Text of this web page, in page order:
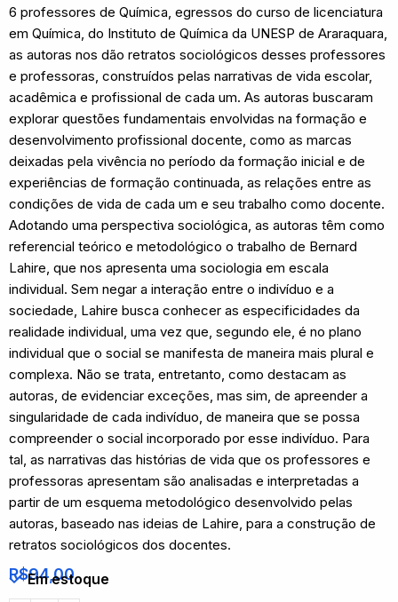
6 professores de Química, egressos do curso de licenciatura
em Química, do Instituto de Química da UNESP de Araraquara,
as autoras nos dão retratos sociológicos desses professores
e professoras, construídos pelas narrativas de vida escolar,
acadêmica e profissional de cada um. As autoras buscaram
explorar questões fundamentais envolvidas na formação e
desenvolvimento profissional docente, como as marcas
deixadas pela vivência no período da formação inicial e de
experiências de formação continuada, as relações entre as
condições de vida de cada um e seu trabalho como docente.
Adotando uma perspectiva sociológica, as autoras têm como
referencial teórico e metodológico o trabalho de Bernard
Lahire, que nos apresenta uma sociologia em escala
individual. Sem negar a interação entre o indivíduo e a
sociedade, Lahire busca conhecer as especificidades da
realidade individual, uma vez que, segundo ele, é no plano
individual que o social se manifesta de maneira mais plural e
complexa. Não se trata, entretanto, como destacam as
autoras, de evidenciar exceções, mas sim, de apreender a
singularidade de cada indivíduo, de maneira que se possa
compreender o social incorporado por esse indivíduo. Para
tal, as narrativas das histórias de vida que os professores e
professoras apresentam são analisadas e interpretadas a
partir de um esquema metodológico desenvolvido pelas
autoras, baseado nas ideias de Lahire, para a construção de
retratos sociológicos dos docentes.
R$94,00
Em estoque